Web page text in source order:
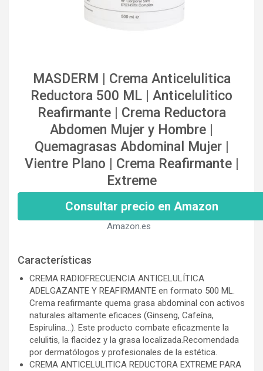
MASDERM | Crema Anticelulitica
Reductora 500 ML | Anticelulitico
Reafirmante | Crema Reductora
Abdomen Mujer y Hombre |
Quemagrasas Abdominal Mujer |
Vientre Plano | Crema Reafirmante |
Extreme
Consultar precio en Amazon
Amazon.es
Características
CREMA RADIOFRECUENCIA ANTICELULÍTICA
ADELGAZANTE Y REAFIRMANTE en formato 500 ML.
Crema reafirmante quema grasa abdominal con activos
naturales altamente eficaces (Ginseng, Cafeína,
Espirulina...). Este producto combate eficazmente la
celulitis, la flacidez y la grasa localizada.Recomendada
por dermatólogos y profesionales de la estética.
CREMA ANTICELULITICA REDUCTORA EXTREME PARA